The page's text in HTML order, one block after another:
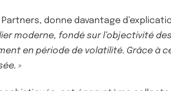
Partners, donne davantage
moderne, fondé sur l’objectivité
en période de volatilité. Grâce à
»